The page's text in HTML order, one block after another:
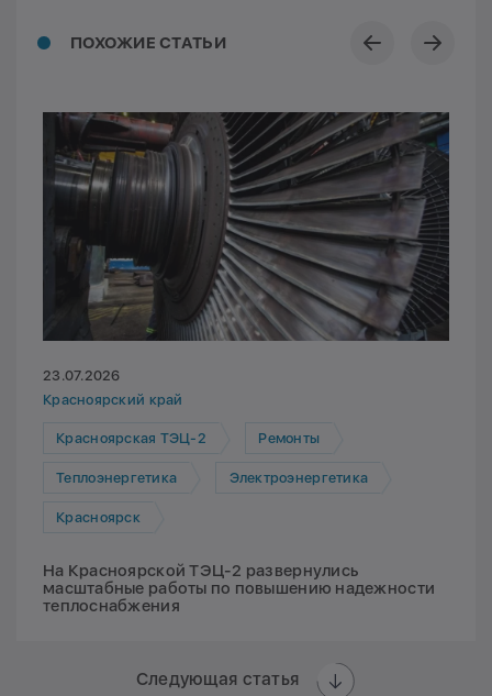
ПОХОЖИЕ СТАТЬИ
23.07.2026
Красноярский край
Красноярская ТЭЦ-2 Ремонты
Теплоэнергетика Электроэнергетика
Красноярск
На Красноярской ТЭЦ-2 развернулись
масштабные работы по повышению надежности
теплоснабжения
Следующая статья